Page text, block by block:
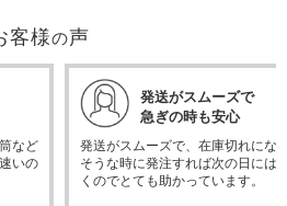
客様の声
など
いの
発送がスムーズで
急ぎの時も安心
発送がスムーズで、在庫切れにな
そうな時に発注すれば次の日には
くのでとても助かっています。